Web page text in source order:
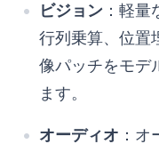
ビジョン ：軽
行列乗算、位置
像パッチをモデ
ます。
オーディオ ：